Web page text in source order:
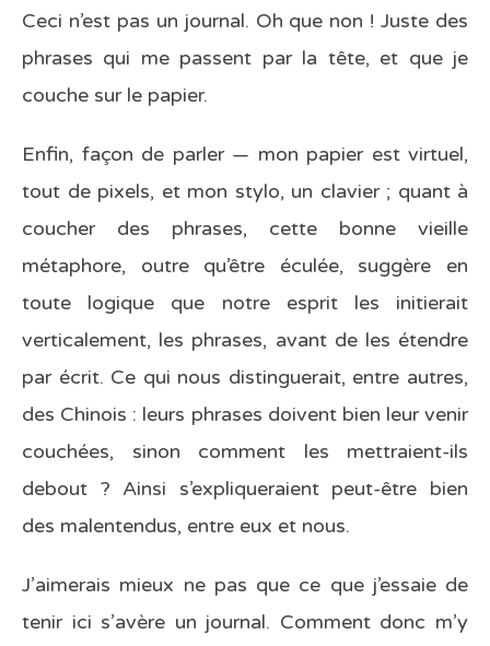
Ceci n’est pas un journal. Oh que non ! Juste des
phrases qui me passent par la tête, et que je
couche sur le papier.
Enfin, façon de parler — mon papier est virtuel,
tout de pixels, et mon stylo, un clavier ; quant à
coucher des phrases, cette bonne vieille
métaphore, outre qu’être éculée, suggère en
toute logique que notre esprit les initierait
verticalement, les phrases, avant de les étendre
par écrit. Ce qui nous distinguerait, entre autres,
des Chinois : leurs phrases doivent bien leur venir
couchées, sinon comment les mettraient-ils
debout ? Ainsi s’expliqueraient peut-être bien
des malentendus, entre eux et nous.
J’aimerais mieux ne pas que ce que j’essaie de
tenir ici s’avère un journal. Comment donc m’y